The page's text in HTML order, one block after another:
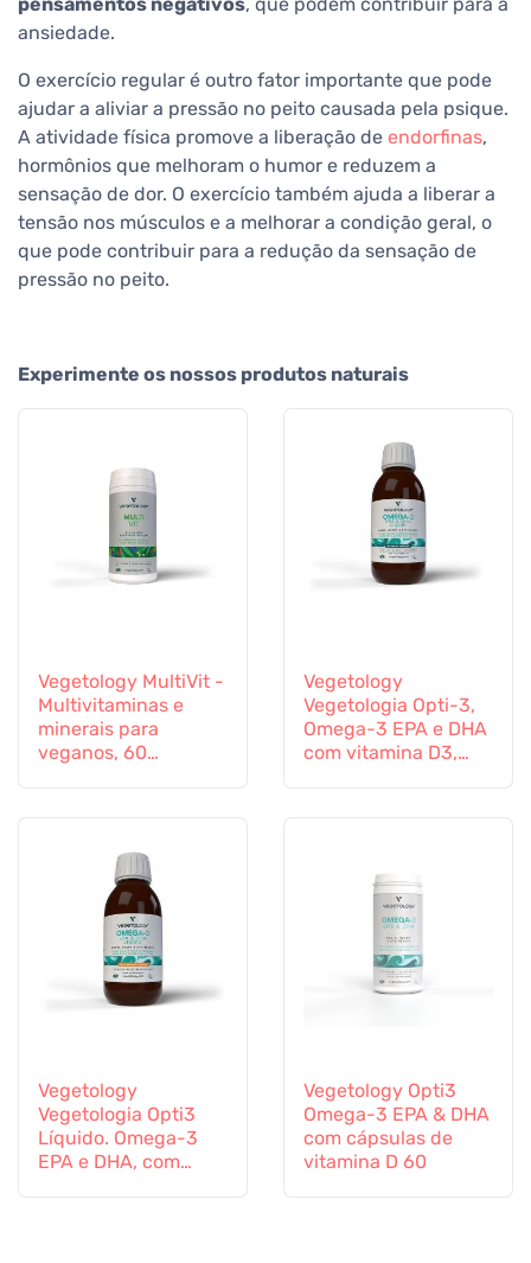
ansiedade.
O exercício regular é outro fator importante que pode
ajudar a aliviar a pressão no peito causada pela psique.
A atividade física promove a liberação de endorfinas,
hormônios que melhoram o humor e reduzem a
sensação de dor. O exercício também ajuda a liberar a
tensão nos músculos e a melhorar a condição geral, o
que pode contribuir para a redução da sensação de
pressão no peito.
Experimente os nossos produtos naturais
Vegetology MultiVit -
Multivitaminas e
minerais para
veganos, 60
Vegetology
Vegetologia Opti-3,
Omega-3 EPA e DHA
com vitamina D3,
Vegetology
Vegetologia Opti3
Líquido. Omega-3
EPA e DHA, com
Vegetology Opti3
Omega-3 EPA & DHA
com cápsulas de
vitamina D 60